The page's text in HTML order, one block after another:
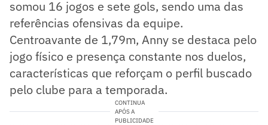
somou 16 jogos e sete gols, sendo uma das
referências ofensivas da equipe.
Centroavante de 1,79m, Anny se destaca pelo
jogo físico e presença constante nos duelos,
características que reforçam o perfil buscado
pelo clube para a temporada.
CONTINUA
APÓS A
PUBLICIDADE